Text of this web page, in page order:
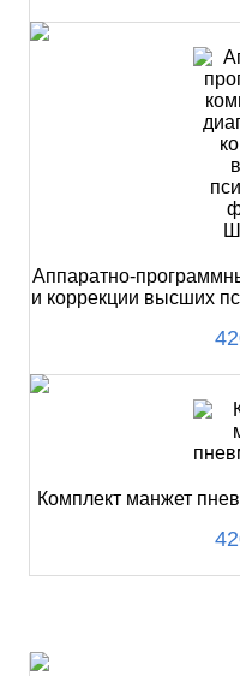
Аппаратно-
и коррекции высших
Комплект манжет